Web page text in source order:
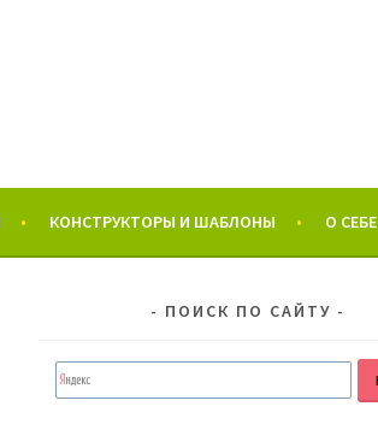
КОНСТРУКТОРЫ И ШАБЛОНЫ О СЕБЕ
ПОИСК ПО САЙТУ